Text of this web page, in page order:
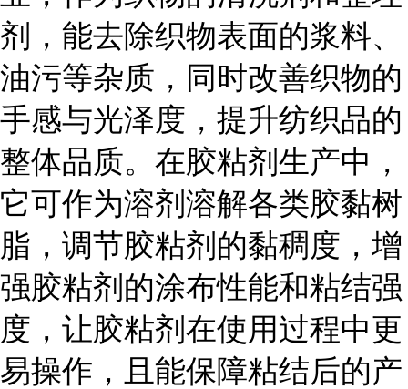
剂，能去除织物表面的浆料、
油污等杂质，同时改善织物的
手感与光泽度，提升纺织品的
整体品质。在胶粘剂生产中，
它可作为溶剂溶解各类胶黏树
脂，调节胶粘剂的黏稠度，增
强胶粘剂的涂布性能和粘结强
度，让胶粘剂在使用过程中更
易操作，且能保障粘结后的产